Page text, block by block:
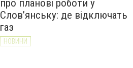
про планові роботи у
Слов’янську: де відключать
газ
НОВИНИ